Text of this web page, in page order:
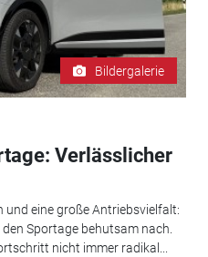
Bildergalerie
Verlässlicher
und eine große Antriebsvielfalt:
Sportage behutsam nach.
nicht immer radikal...